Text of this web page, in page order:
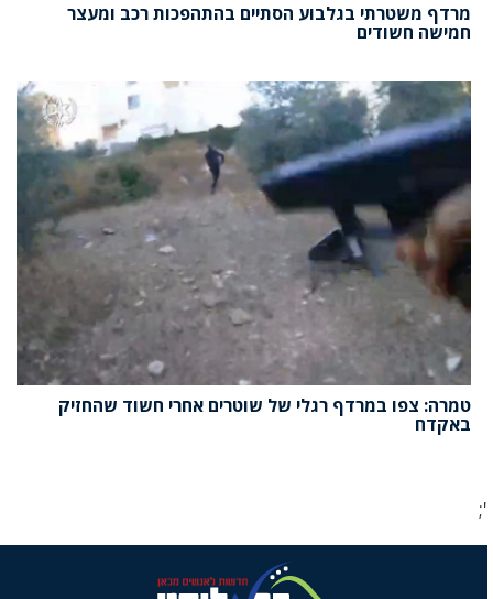
מרדף משטרתי בגלבוע הסתיים בהתהפכות רכב ומעצר
חמישה חשודים
טמרה: צפו במרדף רגלי של שוטרים אחרי חשוד שהחזיק
באקדח